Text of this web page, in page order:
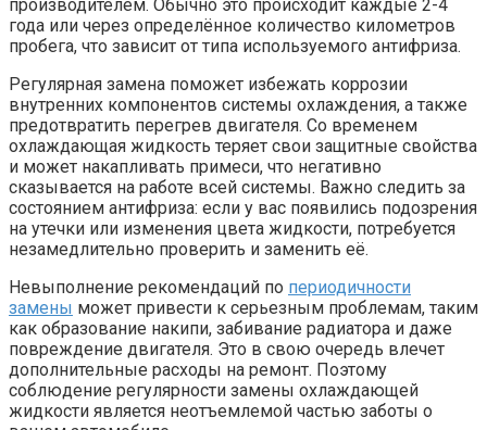
производителем. Обычно это происходит каждые 2-4
года или через определённое количество километров
пробега, что зависит от типа используемого антифриза.
Регулярная замена поможет избежать коррозии
внутренних компонентов системы охлаждения, а также
предотвратить перегрев двигателя. Со временем
охлаждающая жидкость теряет свои защитные свойства
и может накапливать примеси, что негативно
сказывается на работе всей системы. Важно следить за
состоянием антифриза: если у вас появились подозрения
на утечки или изменения цвета жидкости, потребуется
незамедлительно проверить и заменить её.
Невыполнение рекомендаций по периодичности
замены может привести к серьезным проблемам, таким
как образование накипи, забивание радиатора и даже
повреждение двигателя. Это в свою очередь влечет
дополнительные расходы на ремонт. Поэтому
соблюдение регулярности замены охлаждающей
жидкости является неотъемлемой частью заботы о